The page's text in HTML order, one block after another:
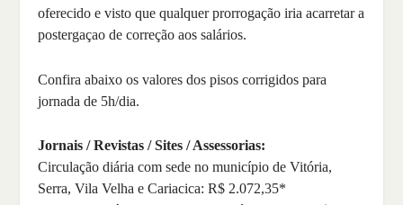
oferecido e visto que qualquer prorrogação iria acarretar a
postergaçao de correção aos salários.
Confira abaixo os valores dos pisos corrigidos para
jornada de 5h/dia.
Jornais / Revistas / Sites / Assessorias:
Circulação diária com sede no município de Vitória,
Serra, Vila Velha e Cariacica: R$ 2.072,35*